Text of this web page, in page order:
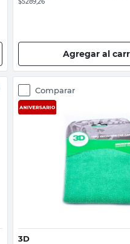
Agregar al
Comparar
Vista
3D